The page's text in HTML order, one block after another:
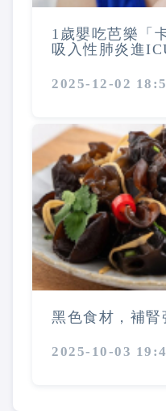
1歲嬰吃芭樂「
吸入性肺炎進
2025-12-02
黑色食材，補腎
2025-10-03